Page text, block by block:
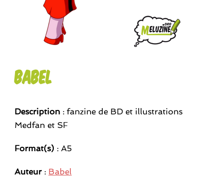
Babel
Description : fanzine de BD et illustrations
Medfan et SF
Format(s) : A5
Auteur: Babel